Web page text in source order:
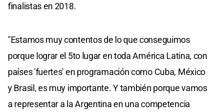
finalistas en 2018.
"Estamos muy contentos de lo que conseguimos
porque lograr el 5to lugar en toda América Latina, con
países 'fuertes' en programación como Cuba, México
y Brasil, es muy importante. Y también porque vamos
a representar a la Argentina en una competencia